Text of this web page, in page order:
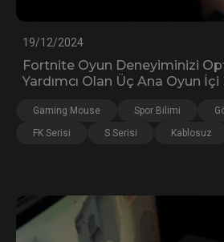
19/12/2024
Fortnite Oyun Deneyiminizi
Yardımcı Olan Üç Ana Oyun
Gaming Mouse Spor Bilimi
FK Serisi
S Serisi Kablosuz